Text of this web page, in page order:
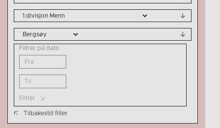
Filtrér på dato
Filtrér
Tilbakestill filter